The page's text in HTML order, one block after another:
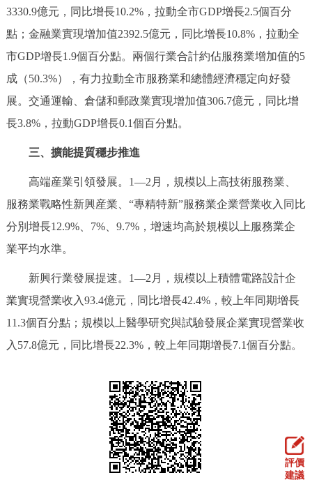
仲介服務 陽光政務
政民互動
參與調查 線上訪談
走進北京
北京概況 十六區概覽 人文北京
多語種
ENGLISH 한국어 日本語
FRANÇAIS
العربية
3330.9億元，同比增長10.2%，拉動全市GDP增長2.5個百分
點；金融業實現增加值2392.5億元，同比增長10.8%，拉動全
市GDP增長1.9個百分點。兩個行業合計約佔服務業增加值的5
成（50.3%），有力拉動全市服務業和總體經濟穩定向好發
展。交通運輸、倉儲和郵政業實現增加值306.7億元，同比增
長3.8%，拉動GDP增長0.1個百分點。
三、擴能提質穩步推進
高端産業引領發展。1—2月，規模以上高技術服務業、
服務業戰略性新興産業、“專精特新”服務業企業營業收入同比
分別增長12.9%、7%、9.7%，增速均高於規模以上服務業企
業平均水準。
新興行業發展提速。1—2月，規模以上積體電路設計企
業實現營業收入93.4億元，同比增長42.4%，較上年同期增長
11.3個百分點；規模以上醫學研究與試驗發展企業實現營業收
入57.8億元，同比增長22.3%，較上年同期增長7.1個百分點。
評價
建議